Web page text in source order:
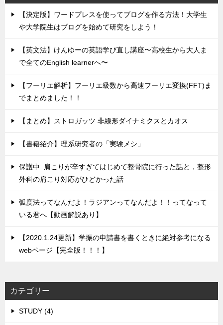
【決定版】ワードプレスを使ってブログを作る方法！大学生
や大学院生はブログを始めて研究をしよう！
【英文法】けんゆーの英語学び直し講座〜高校生から大人ま
で全てのEnglish learnerへ〜
【フーリエ解析】フーリエ級数から高速フーリエ変換(FFT)ま
でまとめました！！
【まとめ】ストロガッツ 非線形ダイナミクスとカオス
【書籍紹介】理系研究者の「実験メシ」
保護中: 肩こりが辛すぎてはじめて整骨院に行った話と，整形
外科の肩こり対応がひどかった話
弧度法ってなんだよ！ラジアンってなんだよ！！ってなって
いる君へ【動画解説あり】
【2020.1.24更新】学振の申請書を書くときに絶対参考になる
webページ【完全版！！！】
カテゴリー
STUDY (4)